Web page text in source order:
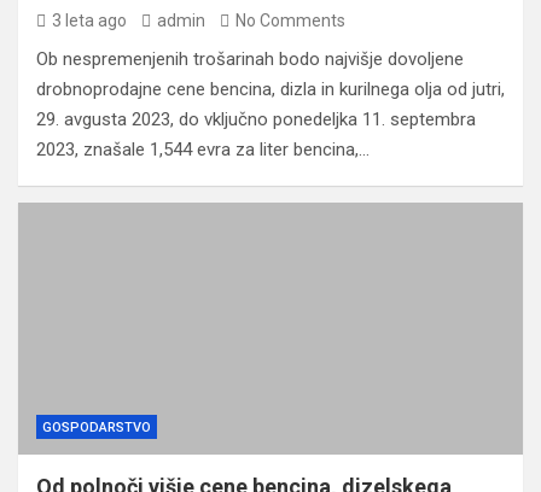
3 leta ago admin No Comments
Ob nespremenjenih trošarinah bodo najvišje dovoljene
drobnoprodajne cene bencina, dizla in kurilnega olja od jutri,
29. avgusta 2023, do vključno ponedeljka 11. septembra
2023, znašale 1,544 evra za liter bencina,…
GOSPODARSTVO
Od polnoči višje cene bencina, dizelskega